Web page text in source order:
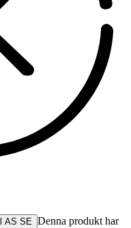
AS SE Denna produkt har